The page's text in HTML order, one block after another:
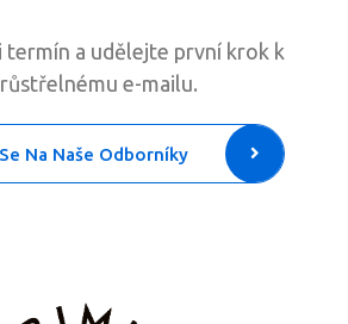
termín a udělejte první krok k
e-mailu.
Na Naše Odborníky